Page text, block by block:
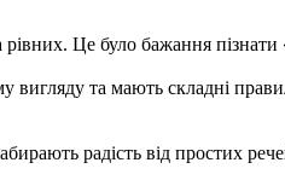
Це було бажання пізнати
та мають складні
радість від простих